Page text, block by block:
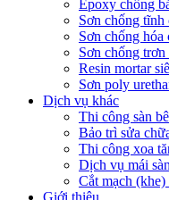
Epoxy chống
Sơn chống tĩnh
Sơn chống hóa
Sơn chống
Resin mortar
Sơn poly
Dịch vụ khác
Thi công sàn
Bảo trì sửa
Thi công xoa
Dịch vụ mái
Cắt mạch (khe)
Giới thiệu